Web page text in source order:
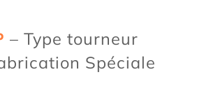
– Type tourneur
Spéciale